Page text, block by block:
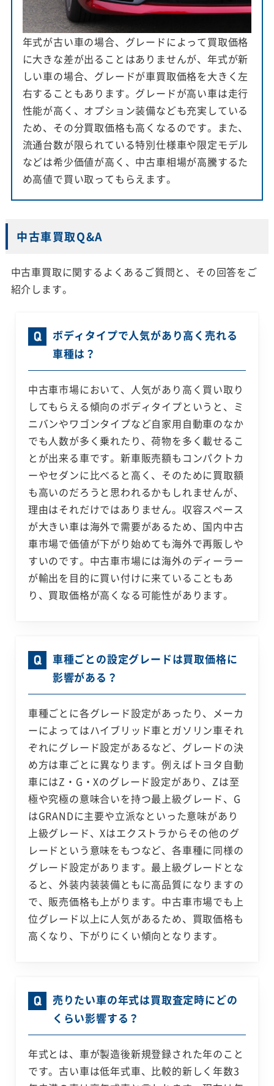
年式が古い車の場合、グレードによって買取価格
に大きな差が出ることはありませんが、年式が新
しい車の場合、グレードが車買取価格を大きく左
右することもあります。グレードが高い車は走行
性能が高く、オプション装備なども充実している
ため、その分買取価格も高くなるのです。また、
流通台数が限られている特別仕様車や限定モデル
などは希少価値が高く、中古車相場が高騰するた
め高値で買い取ってもらえます。
中古車買取Q&A
中古車買取に関するよくあるご質問と、その回答をご
紹介します。
ボディタイプで人気があり高く売れる
車種は？
中古車市場において、人気があり高く買い取り
してもらえる傾向のボディタイプというと、ミ
ニバンやワゴンタイプなど自家用自動車のなか
でも人数が多く乗れたり、荷物を多く載せるこ
とが出来る車です。新車販売額もコンパクトカ
ーやセダンに比べると高く、そのために買取額
も高いのだろうと思われるかもしれませんが、
理由はそれだけではありません。収容スペース
が大きい車は海外で需要があるため、国内中古
車市場で価値が下がり始めても海外で再販しや
すいのです。中古車市場には海外のディーラー
が輸出を目的に買い付けに来ていることもあ
り、買取価格が高くなる可能性があります。
車種ごとの設定グレードは買取価格に
影響がある？
車種ごとに各グレード設定があったり、メーカ
ーによってはハイブリッド車とガソリン車それ
ぞれにグレード設定があるなど、グレードの決
め方は車ごとに異なります。例えばトヨタ自動
車にはZ・G・Xのグレード設定があり、Zは至
極や究極の意味合いを持つ最上級グレード、G
はGRANDに主要や立派なといった意味があり
上級グレード、Xはエクストラからその他のグ
レードという意味をもつなど、各車種に同様の
グレード設定があります。最上級グレードとな
ると、外装内装装備ともに高品質になりますの
で、販売価格も上がります。中古車市場でも上
位グレード以上に人気があるため、買取価格も
高くなり、下がりにくい傾向となります。
売りたい車の年式は買取査定時にどの
くらい影響する？
年式とは、車が製造後新規登録された年のこと
です。古い車は低年式車、比較的新しく年数3